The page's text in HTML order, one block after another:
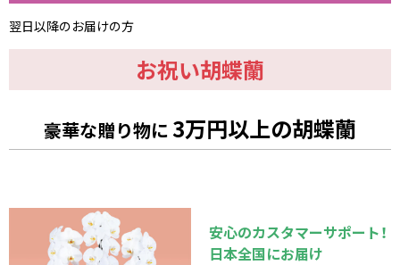
翌日以降のお届けの方
お祝い胡蝶蘭
豪華な贈り物に 3万円以上の胡蝶蘭
安心のカスタマーサポート！
日本全国にお届け